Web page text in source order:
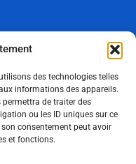
des technologies telles
informations des appareils.
permettra de traiter des
ou les ID uniques sur ce
consentement peut avoir
et fonctions.
nos